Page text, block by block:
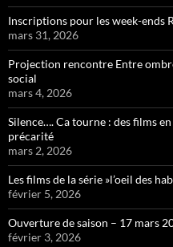
Inscriptions pour les week-ends
mars 31, 2026
Projection rencontre Entre
social
mars 4, 2026
Silence…. Ca tourne : des films
précarité
mars 2, 2026
Les films de la série »l’oeil des
février 5, 2026
Ouverture de saison – 17 mars
février 3, 2026